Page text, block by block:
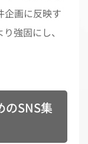
企画に反映す
強固にし、
のSNS集